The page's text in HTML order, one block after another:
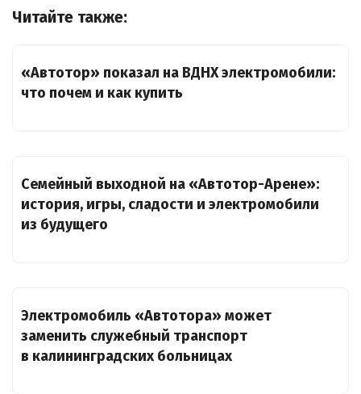
Читайте также:
«Автотор» показал на ВДНХ электромобили:
что почем и как купить
Семейный выходной на «Автотор-Арене»:
история, игры, сладости и электромобили
из будущего
Электромобиль «Автотора» может
заменить служебный транспорт
в калининградских больницах